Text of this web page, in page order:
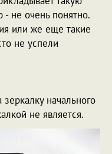
- не очень понятно.
или же еще такие
не успели
начального
не является.